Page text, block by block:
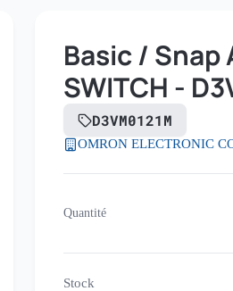
Basic / Snap
SWITCH -
D3VM0121M
OMRON ELECTRONIC
Quantité
Stock